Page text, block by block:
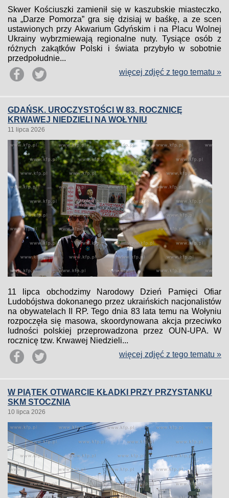
Skwer Kościuszki zamienił się w kaszubskie miasteczko,
na „Darze Pomorza” gra się dzisiaj w baśkę, a ze scen
ustawionych przy Akwarium Gdyńskim i na Placu Wolnej
Ukrainy wybrzmiewają regionalne nuty. Tysiące osób z
różnych zakątków Polski i świata przybyło w sobotnie
przedpołudnie...
więcej zdjęć z tego tematu »
GDAŃSK. UROCZYSTOŚCI W 83. ROCZNICĘ
KRWAWEJ NIEDZIELI NA WOŁYNIU
11 lipca 2026
11 lipca obchodzimy Narodowy Dzień Pamięci Ofiar
Ludobójstwa dokonanego przez ukraińskich nacjonalistów
na obywatelach II RP. Tego dnia 83 lata temu na Wołyniu
rozpoczęła się masowa, skoordynowana akcja przeciwko
ludności polskiej przeprowadzona przez OUN-UPA. W
rocznicę tzw. Krwawej Niedzieli...
więcej zdjęć z tego tematu »
W PIĄTEK OTWARCIE KŁADKI PRZY PRZYSTANKU
SKM STOCZNIA
10 lipca 2026